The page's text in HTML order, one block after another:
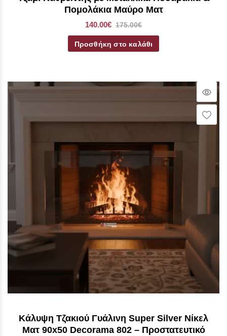
Πομολάκια Μαύρο Ματ
140.00€ 175.00€
Προσθήκη στο καλάθι
Κάλυψη Τζακιού Γυάλινη Super Silver Νίκελ
Ματ 90x50 Decorama 802 – Προστατευτικό